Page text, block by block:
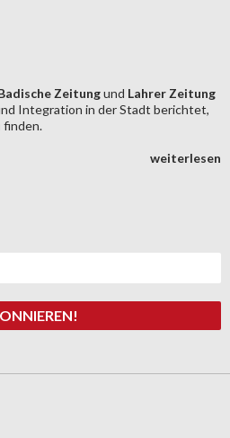
Zeitungund Lahrer Zeitung
Integration in der Stadt berichtet,
finden.
weiterlesen